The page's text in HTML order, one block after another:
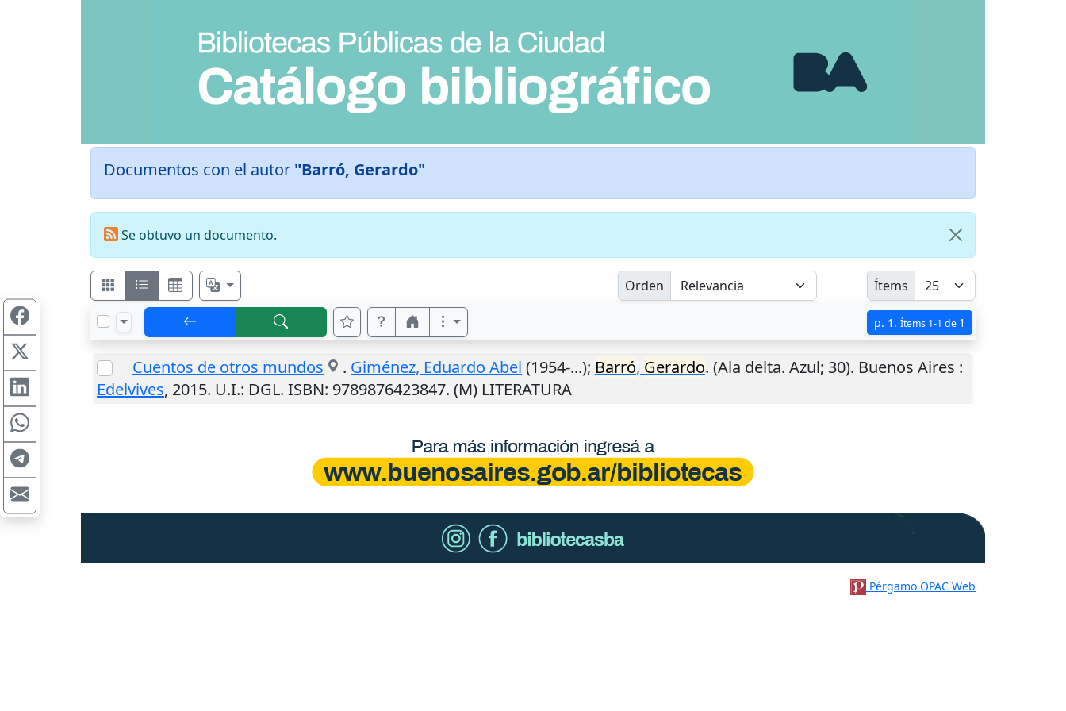
Documentos con el autor "Barró, Gerardo"
Se obtuvo un documento.
Orden Ítems
p. 1. Ítems 1-1 de 1
Cuentos de otros mundos . Giménez, Eduardo Abel (1954-...); Barró, Gerardo. (Ala delta. Azul; 30). Buenos Aires :
Edelvives, 2015. U.I.: DGL. ISBN: 9789876423847. (M) LITERATURA
Pérgamo OPAC Web